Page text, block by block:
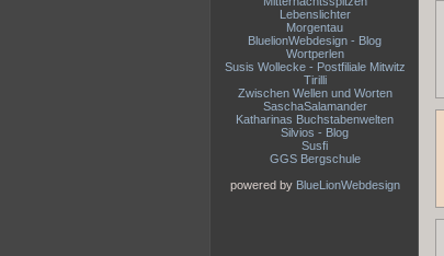
Lebenslichter
Morgentau
BluelionWebdesign - Blog
Wortperlen
Susis Wollecke - Postfiliale Mitwitz
Tirilli
Zwischen Wellen und Worten
SaschaSalamander
Katharinas Buchstabenwelten
Silvios - Blog
Susfi
GGS Bergschule
powered by BlueLionWebdesign